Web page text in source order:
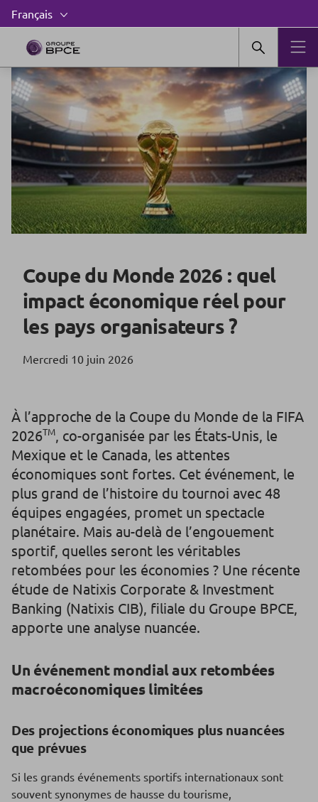
Coupe du Monde 2026 : quel
impact économique réel pour
les pays organisateurs ?
Mercredi 10 juin 2026
À l’approche de la Coupe du Monde de la FIFA
2026TM, co-organisée par les États-Unis, le
Mexique et le Canada, les attentes
économiques sont fortes. Cet événement, le
plus grand de l’histoire du tournoi avec 48
équipes engagées, promet un spectacle
planétaire. Mais au-delà de l’engouement
sportif, quelles seront les véritables
retombées pour les économies ? Une récente
étude de Natixis Corporate & Investment
Banking (Natixis CIB), filiale du Groupe BPCE,
apporte une analyse nuancée.
Un événement mondial aux retombées
macroéconomiques limitées
Des projections économiques plus nuancées
que prévues
Si les grands événements sportifs internationaux sont
souvent synonymes de hausse du tourisme,